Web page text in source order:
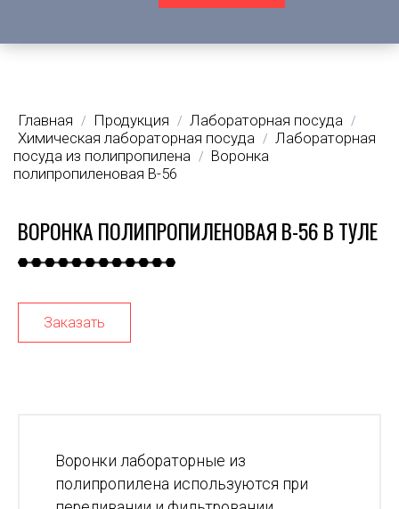
Главная / Продукция / Лабораторная посуда /
Химическая лабораторная посуда / Лабораторная
посуда из полипропилена /
Воронка
полипропиленовая В-56
ВОРОНКА ПОЛИПРОПИЛЕНОВАЯ В-56 В ТУЛЕ
Заказать
Воронки лабораторные из
полипропилена используются при